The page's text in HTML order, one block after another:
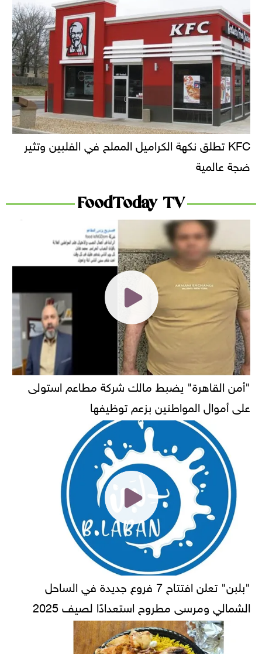
KFC تطلق نكهة الكراميل المملح في الفلبين وتثير
ضجة عالمية
FoodToday TV
"أمن القاهرة" يضبط مالك شركة مطاعم استولى
على أموال المواطنين بزعم توظيفها
"بلبن" تعلن افتتاح 7 فروع جديدة في الساحل
الشمالي ومرسى مطروح استعدادًا لصيف 2025